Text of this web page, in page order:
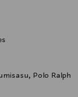
Polo Ralph